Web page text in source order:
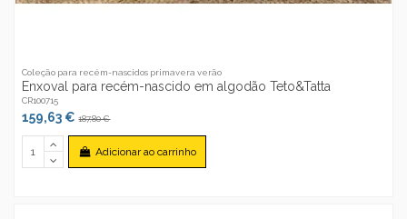
Coleção para recém-nascidos primavera verão
Enxoval para recém-nascido em algodão Teto&Tatta
CR100715
159,63 €187,80 €
Adicionar ao carrinho